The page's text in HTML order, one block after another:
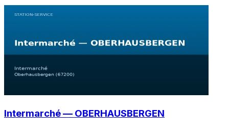
Intermarché — OBERHAUSBERGEN